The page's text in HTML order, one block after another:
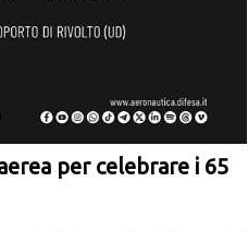
per celebrare i 65